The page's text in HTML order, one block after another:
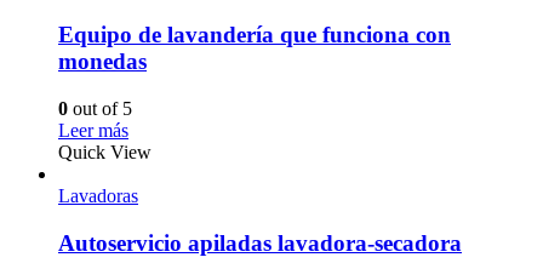
Equipo de lavandería que funciona con
monedas
0 out of 5
Leer más
Quick View
Lavadoras
Autoservicio apiladas lavadora-secadora